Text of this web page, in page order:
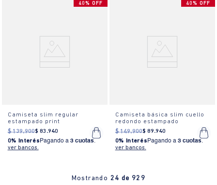
40% OFF
Camiseta slim regular
estampado print
$ 139.900$ 83 .940
0% Interés Pagando a 3 cuotas.
ver bancos.
40% OFF
Camiseta básica slim cuello
redondo estampado
$ 149.900$ 89.940
0% Interés Pagando a 3 cuotas.
ver bancos.
Mostrando 24 de 929